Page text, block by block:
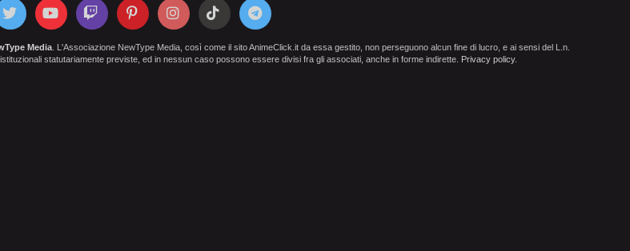
Media. L'Associazione NewType Media, così come il sito AnimeClick.it da essa gestito, non perseguono alcun fine di lucro, e ai sensi del L.n.
statutariamente previste, ed in nessun caso possono essere divisi fra gli associati, anche in forme indirette. Privacy policy.